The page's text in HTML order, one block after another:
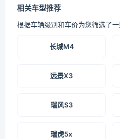
相关车型推荐
根据车辆级别和车价为您筛选了
长城M4
远景X3
瑞风S3
瑞虎5x